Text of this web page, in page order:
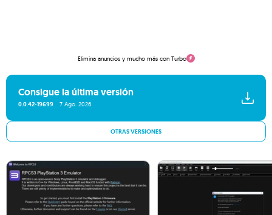
Elimina anuncios y mucho más con Turbo
Consigue la última versión
0.0.42-19699 7 Ago. 2026
OTRAS VERSIONES